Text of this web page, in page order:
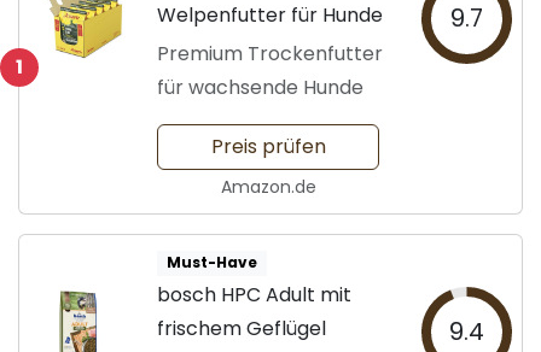
1
Welpenfutter für Hunde
Premium Trockenfutter
für wachsende Hunde
9.7
Preis prüfen
Amazon.de
Must-Have
bosch HPC Adult mit
frischem Geflügel
9.4